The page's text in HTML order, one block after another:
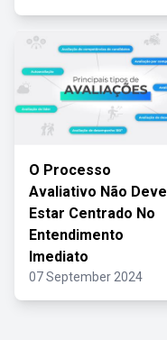
O Processo
Avaliativo Não Deve
Estar Centrado No
Entendimento
Imediato
07 September 2024